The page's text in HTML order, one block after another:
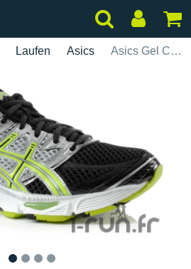
Laufen Asics Asics Gel Cumulus 13 M Expert